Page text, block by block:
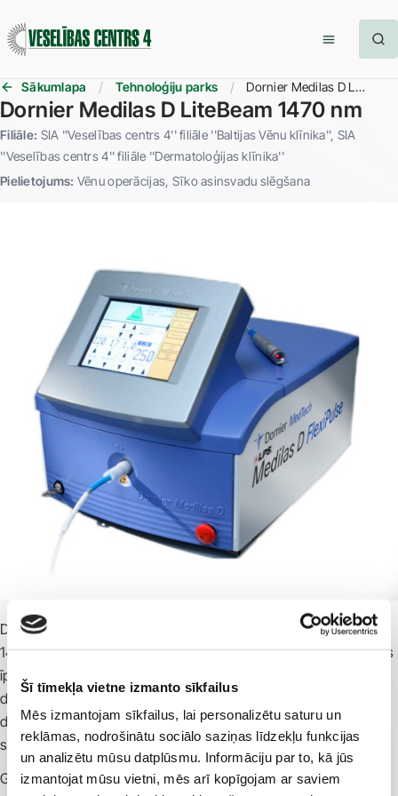
Šī tīmekļa vietne izmanto sīkfailus
Mēs izmantojam sīkfailus, lai personalizētu saturu un
reklāmas, nodrošinātu sociālo saziņas līdzekļu funkcijas
un analizētu mūsu datplūsmu. Informāciju par to, kā jūs
izmantojat mūsu vietni, mēs arī kopīgojam ar saviem
Sākumlapa Tehnoloģiju parks Dornier Medilas D LiteBeam 1470 nm
Dornier Medilas D LiteBeam 1470 nm
Filiāle: SIA ''Veselības centrs 4'' filiāle ''Baltijas Vēnu klīnika'' SIA
''Veselības centrs 4'' filiāle ''Dermatoloģijas klīnika''
Pielietojums: Vēnu operācijas Sīko asinsvadu slēgšana
Dornier Medilas D LiteBeam 1470 ir otrās paaudzes 15 vatu
1470nm diodes lāzera sistēma (Dornier MedTech, Vācija), kas
īpaši izstrādāta varikozu vēnu ārstēšanai. Šī sistēma var
darboties dažādos režīmos, un tajā iestrādātas unikālas
drošības funkcijas, tostarp gaismas vadīšanas aizsardzības
sistēma (LPS) un Fibertom precīzā griezuma režīms.
Gaismas vadīšanas aizsardzības sistēma (LPS) pārkaršanas